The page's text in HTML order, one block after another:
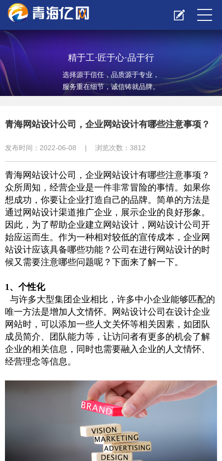
精于工·匠于心·品于行
选择源于信任，品质源于专业，
服务重在细节，诚信铸就品牌。
青海网站设计公司，企业网站设计有哪些注意事项？
发布时间：2022-06-08 | 浏览次数： 3812
青海网站设计公司，企业网站设计有哪些注意事项？
众所周知，经营企业是一件非常冒险的事情。如果你
想成功，你要让企业打造自己的品牌。简单的方法是
通过网站设计渠道推广企业，展示企业的良好形象。
因此，为了帮助企业建立网站设计，网站设计公司开
始应运而生。作为一种相对较低的宣传成本，企业网
站设计应该具备哪些功能？公司在进行网站设计的时
候又需要注意哪些问题呢？下面来了解一下。
1、个性化
与许多大型集团企业相比，许多中小企业能够匹配的
唯一方法是增加人文情怀。网站设计公司在设计企业
网站时，可以添加一些人文关怀等相关因素，如团队
成员简介、团队能力等，让访问者有更多的机会了解
企业的相关信息，同时也需要融入企业的人文情怀、
经营理念等信息。